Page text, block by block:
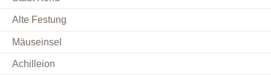
Alte Festung
Mäuseinsel
Achilleion